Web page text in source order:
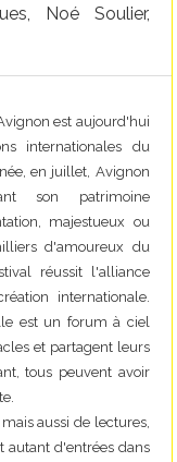
Noé Soulier,
est aujourd'hui
internationales du
en juillet, Avignon
son patrimoine
majestueux ou
d'amoureux du
réussit l'alliance
internationale.
est un forum à ciel
et partagent leurs
tous peuvent avoir
aussi de lectures,
autant d'entrées dans